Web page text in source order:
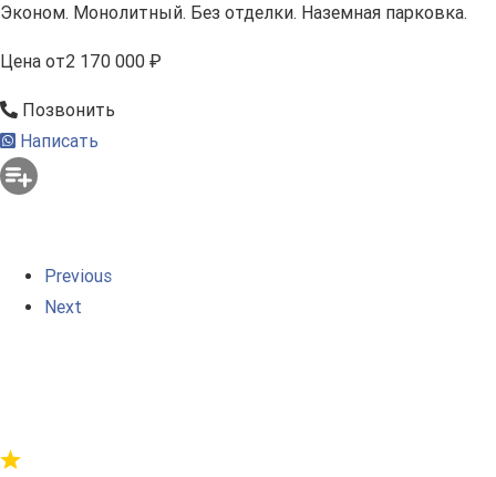
Эконом. Монолитный. Без отделки. Наземная парковка.
Цена от2 170 000 ₽
Позвонить
Написать
Previous
Next